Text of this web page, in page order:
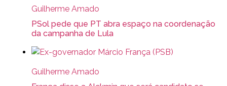
Guilherme Amado
PSol pede que PT abra espaço na coordenação
da campanha de Lula
Guilherme Amado